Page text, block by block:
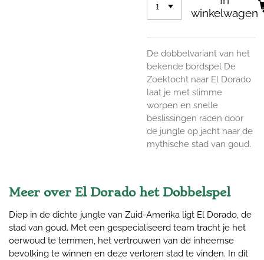
winkelwagen
De dobbelvariant van het
bekende bordspel De
Zoektocht naar El Dorado
laat je met slimme
worpen en snelle
beslissingen racen door
de jungle op jacht naar de
mythische stad van goud.
Meer over El Dorado het Dobbelspel
Diep in de dichte jungle van Zuid-Amerika ligt El Dorado, de
stad van goud. Met een gespecialiseerd team tracht je het
oerwoud te temmen, het vertrouwen van de inheemse
bevolking te winnen en deze verloren stad te vinden. In dit